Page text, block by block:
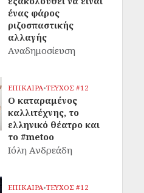
ένας φάρος
ριζοσπαστικής
αλλαγής
Αναδημοσίευση
ΕΠΙΚΑΙΡΑ•ΤΕΥΧΟΣ #12
Ο καταραμένος
καλλιτέχνης, το
ελληνικό θέατρο και
το #metoo
Ιόλη Ανδρεάδη
ΕΠΙΚΑΙΡΑ•ΤΕΥΧΟΣ #12